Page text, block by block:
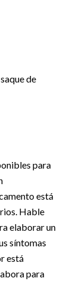
de
para
está
Hable
elaborar un
síntomas
está
para